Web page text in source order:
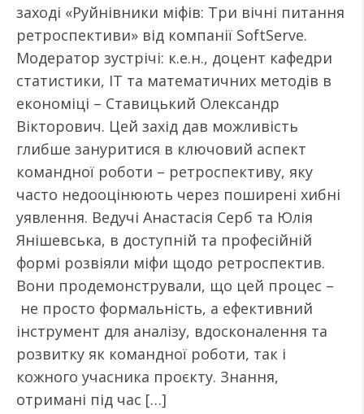
заході «Руйнівники міфів: Три вічні питання
ретроспективи» від компанії SoftServe.
Модератор зустрічі: к.е.н., доцент кафедри
статистики, ІТ та математичних методів в
економіці – Ставицький Олександр
Вікторович. Цей захід дав можливість
глибше зануритися в ключовий аспект
командної роботи – ретроспективу, яку
часто недооцінюють через поширені хибні
уявлення. Ведучі Анастасія Серб та Юлія
Янішевська, в доступній та професійній
формі розвіяли міфи щодо ретроспектив.
Вони продемонстрували, що цей процес –
не просто формальність, а ефективний
інструмент для аналізу, вдосконалення та
розвитку як командної роботи, так і
кожного учасника проєкту. Знання,
отримані під час […]